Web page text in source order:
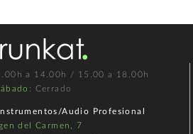
a 14.00h / 15.00 a 18.00h
: Cerrado
Audio Profesional
del Carmen, 7